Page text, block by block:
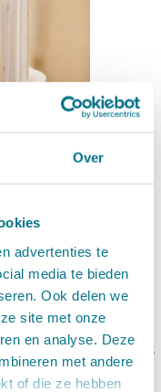
Over
advertenties te
media te bieden
Ook delen we
site met onze
en analyse. Deze
met andere
of die ze hebben
Cadeauzoeker! Laat
snel een product